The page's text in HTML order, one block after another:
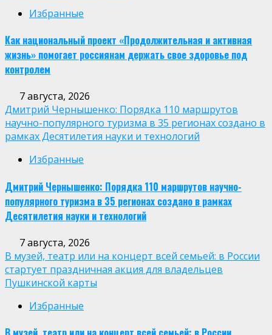
Избранные
Как национальный проект «Продолжительная и активная
жизнь» помогает россиянам держать свое здоровье под
контролем
7 августа, 2026
Дмитрий Чернышенко: Порядка 110 маршрутов
научно-популярного туризма в 35 регионах создано в
рамках Десятилетия науки и технологий
Избранные
Дмитрий Чернышенко: Порядка 110 маршрутов научно-
популярного туризма в 35 регионах создано в рамках
Десятилетия науки и технологий
7 августа, 2026
В музей, театр или на концерт всей семьей: в России
стартует праздничная акция для владельцев
Пушкинской карты
Избранные